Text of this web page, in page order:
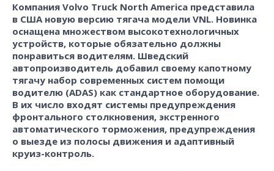
Компания Volvo Truck North America представила
в США новую версию тягача модели VNL. Новинка
оснащена множеством высокотехнологичных
устройств, которые обязательно должны
понравиться водителям. Шведский
автопроизводитель добавил своему капотному
тягачу набор современных систем помощи
водителю (ADAS) как стандартное оборудование.
В их число входят системы предупреждения
фронтального столкновения, экстренного
автоматического торможения, предупреждения
о выезде из полосы движения и адаптивный
круиз-контроль.